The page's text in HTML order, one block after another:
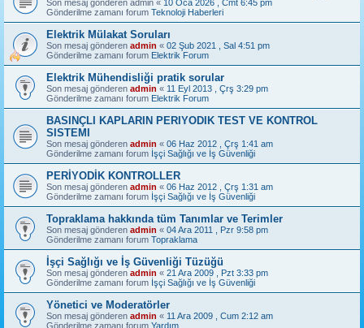
Son mesaj gönderen admin « 10 Oca 2026 , Cmt 6:45 pm
Gönderilme zamanı forum Teknoloji Haberleri
Elektrik Mülakat Soruları
Son mesaj gönderen admin « 02 Şub 2021 , Sal 4:51 pm
Gönderilme zamanı forum Elektrik Forum
Elektrik Mühendisliği pratik sorular
Son mesaj gönderen admin « 11 Eyl 2013 , Çrş 3:29 pm
Gönderilme zamanı forum Elektrik Forum
BASINÇLI KAPLARIN PERIYODIK TEST VE KONTROL
SISTEMI
Son mesaj gönderen admin « 06 Haz 2012 , Çrş 1:41 am
Gönderilme zamanı forum İşçi Sağlığı ve İş Güvenliği
PERİYODİK KONTROLLER
Son mesaj gönderen admin « 06 Haz 2012 , Çrş 1:31 am
Gönderilme zamanı forum İşçi Sağlığı ve İş Güvenliği
Topraklama hakkında tüm Tanımlar ve Terimler
Son mesaj gönderen admin « 04 Ara 2011 , Pzr 9:58 pm
Gönderilme zamanı forum Topraklama
İşçi Sağlığı ve İş Güvenliği Tüzüğü
Son mesaj gönderen admin « 21 Ara 2009 , Pzt 3:33 pm
Gönderilme zamanı forum İşçi Sağlığı ve İş Güvenliği
Yönetici ve Moderatörler
Son mesaj gönderen admin « 11 Ara 2009 , Cum 2:12 am
Gönderilme zamanı forum Yardım